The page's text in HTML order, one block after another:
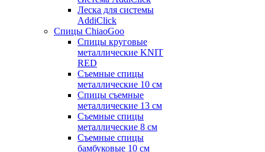
Леска для системы
AddiClick
Спицы ChiaoGoo
Спицы круговые
металлические KNIT
RED
Съемные спицы
металлические 10 см
Спицы съемные
металлические 13 см
Съемные спицы
металлические 8 см
Съемные спицы
бамбуковые 10 см